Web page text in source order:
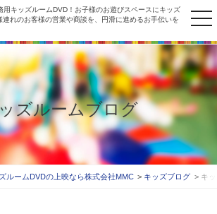
用キッズルームDVD！お子様のお遊びスペースにキッズ
連れのお客様の営業や商談を、円滑に進めるお手伝いを
ズルームブログ
ルームDVDの上映なら株式会社MMC キッズブログ キ